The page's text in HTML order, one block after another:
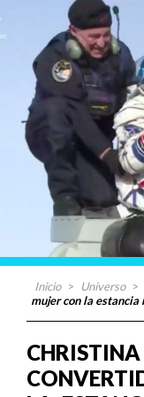
Inicio > Universo >
mujer con la estancia